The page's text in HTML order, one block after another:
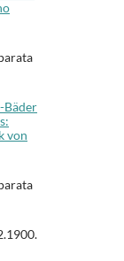
Bäder
von